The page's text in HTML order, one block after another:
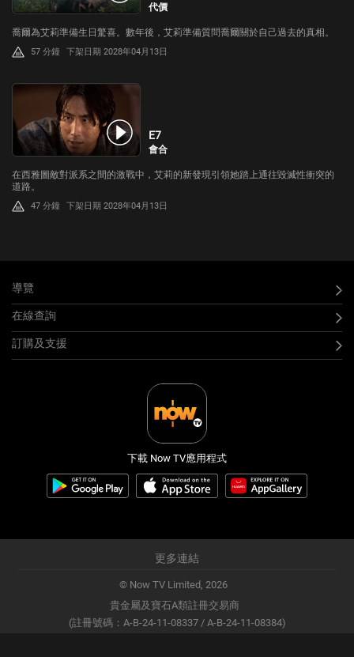
代價
喬爾為艾莉準備生日驚喜。數年後，艾莉準備質問喬爾關於自己過去的真相。
57 分鐘 下架日期 2028年04月13日
E7
會合
在西雅圖敵對派系之間的激戰中，艾莉的新發現引領她踏上通往毀滅性衝突的
道路。
47 分鐘 下架日期 2028年04月13日
導覽
在線查詢
訂購及支援
下載 Now TV應用程式
更多連結
© Now TV Limited, 2026
貴金屬及寶石A類註冊交易商
(註冊號碼：A-B-24-11-08337 / A-B-24-11-08384)